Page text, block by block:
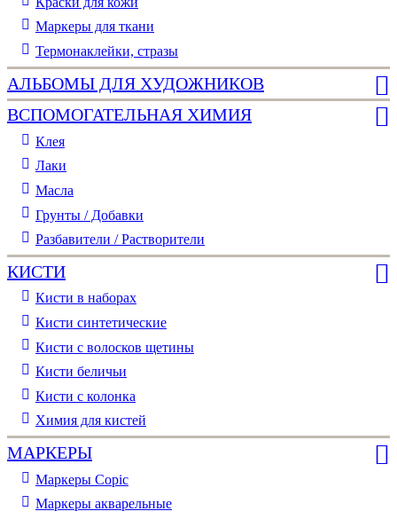
Маркеры для ткани
Термонаклейки, стразы
АЛЬБОМЫ ДЛЯ ХУДОЖНИКОВ
ВСПОМОГАТЕЛЬНАЯ ХИМИЯ
Клея
Лаки
Масла
Грунты / Добавки
Разбавители / Растворители
КИСТИ
Кисти в наборах
Кисти синтетические
Кисти с волосков щетины
Кисти беличьи
Кисти с колонка
Химия для кистей
МАРКЕРЫ
Маркеры Copic
Маркеры акварельные